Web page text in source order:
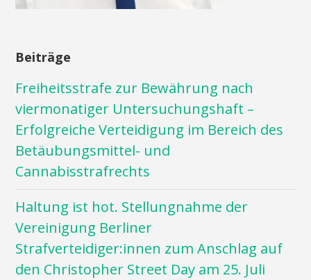
Beiträge
Freiheitsstrafe zur Bewährung nach
viermonatiger Untersuchungshaft –
Erfolgreiche Verteidigung im Bereich des
Betäubungsmittel- und
Cannabisstrafrechts
Haltung ist hot. Stellungnahme der
Vereinigung Berliner
Strafverteidiger:innen zum Anschlag auf
den Christopher Street Day am 25. Juli